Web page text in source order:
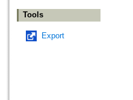
Tools
Export